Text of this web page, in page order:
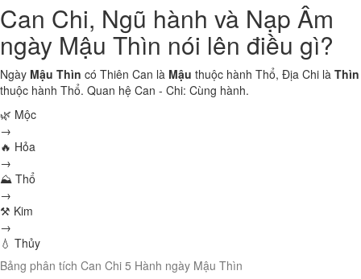
Can Chi, Ngũ hành và Nạp Âm
ngày Mậu Thìn nói lên điều gì?
Ngày Mậu Thìn có Thiên Can là Mậu thuộc hành Thổ, Địa Chi là Thìn
thuộc hành Thổ. Quan hệ Can - Chi: Cùng hành.
🌿 Mộc
→
🔥 Hỏa
→
⛰ Thổ
→
⚒ Kim
→
💧 Thủy
Bảng phân tích Can Chi 5 Hành ngày Mậu Thìn